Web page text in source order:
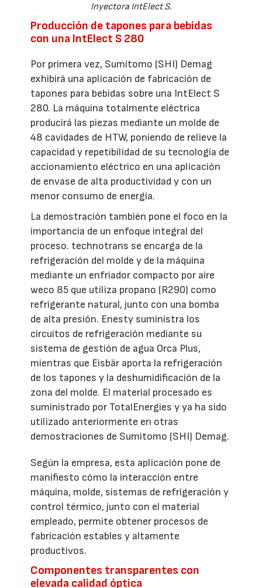
Inyectora IntElect S.
Producción de tapones para bebidas
con una IntElect S 280
Por primera vez, Sumitomo (SHI) Demag
exhibirá una aplicación de fabricación de
tapones para bebidas sobre una IntElect S
280. La máquina totalmente eléctrica
producirá las piezas mediante un molde de
48 cavidades de HTW, poniendo de relieve la
capacidad y repetibilidad de su tecnología de
accionamiento eléctrico en una aplicación
de envase de alta productividad y con un
menor consumo de energía.
La demostración también pone el foco en la
importancia de un enfoque integral del
proceso. technotrans se encarga de la
refrigeración del molde y de la máquina
mediante un enfriador compacto por aire
weco 85 que utiliza propano (R290) como
refrigerante natural, junto con una bomba
de alta presión. Enesty suministra los
circuitos de refrigeración mediante su
sistema de gestión de agua Orca Plus,
mientras que Eisbär aporta la refrigeración
de los tapones y la deshumidificación de la
zona del molde. El material procesado es
suministrado por TotalEnergies y ya ha sido
utilizado anteriormente en otras
demostraciones de Sumitomo (SHI) Demag.
Según la empresa, esta aplicación pone de
manifiesto cómo la interacción entre
máquina, molde, sistemas de refrigeración y
control térmico, junto con el material
empleado, permite obtener procesos de
fabricación estables y altamente
productivos.
Componentes transparentes con
elevada calidad óptica